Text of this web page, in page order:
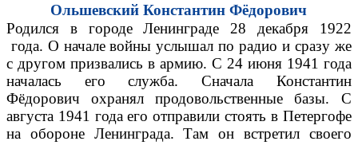
Ольшевский Константин Фёдорович
Родился в городе Ленинграде 28 декабря 1922
года. О начале войны услышал по радио и сразу же
с другом призвались в армию. С 24 июня 1941 года
началась его служба. Сначала Константин
Фёдорович охранял продовольственные базы. С
августа 1941 года его отправили стоять в Петергофе
на обороне Ленинграда. Там он встретил своего